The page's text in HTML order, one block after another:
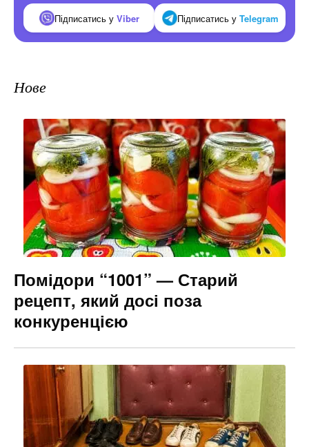
Підписатись у Viber Підписатись у Telegram
Нове
Помідори “1001” — Старий
рецепт, який досі поза
конкуренцією